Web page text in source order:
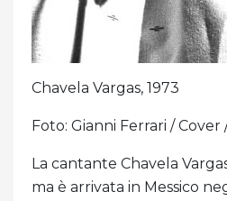
Chavela Vargas, 1973
Foto: Gianni Ferrari /
La cantante Chavela
ma è arrivata in Messico